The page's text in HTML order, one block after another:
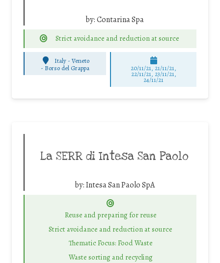
by:Contarina Spa
Strict avoidance and reduction at source
Italy - Veneto
- Borso del Grappa 20/11/21, 21/11/21,
22/11/21, 23/11/21,
24/11/21
La SERR di Intesa San Paolo
by:Intesa San Paolo SpA
Reuse and preparing for reuse
Strict avoidance and reduction at source
Thematic Focus: Food Waste
Waste sorting and recycling